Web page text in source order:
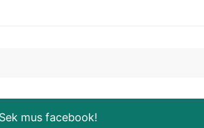
Sek mus facebook!